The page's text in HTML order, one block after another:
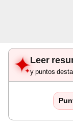
Leer
y puntos